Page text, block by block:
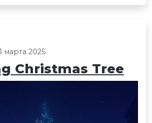
марта 2025
Christmas Tree